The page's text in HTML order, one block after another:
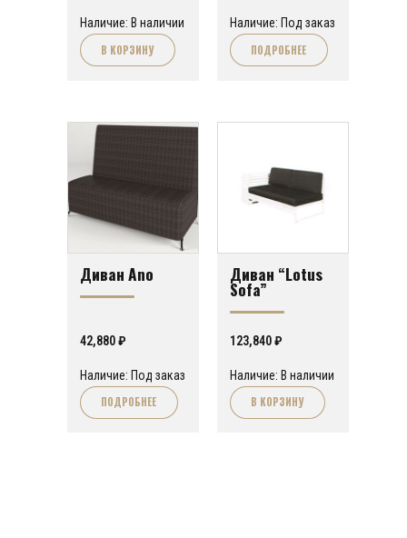
Наличие: В наличии
В КОРЗИНУ
Наличие: Под заказ
ПОДРОБНЕЕ
Диван Ano
42,880₽
Наличие: Под заказ
ПОДРОБНЕЕ
Диван “Lotus
Sofa”
123,840₽
Наличие: В наличии
В КОРЗИНУ